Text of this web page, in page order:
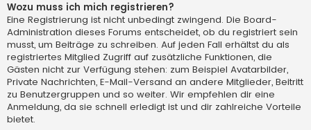
Wozu muss ich mich registrieren?
Eine Registrierung ist nicht unbedingt zwingend. Die Board-
Administration dieses Forums entscheidet, ob du registriert sein
musst, um Beiträge zu schreiben. Auf jeden Fall erhältst du als
registriertes Mitglied Zugriff auf zusätzliche Funktionen, die
Gästen nicht zur Verfügung stehen: zum Beispiel Avatarbilder,
Private Nachrichten, E-Mail-Versand an andere Mitglieder, Beitritt
zu Benutzergruppen und so weiter. Wir empfehlen dir eine
Anmeldung, da sie schnell erledigt ist und dir zahlreiche Vorteile
bietet.